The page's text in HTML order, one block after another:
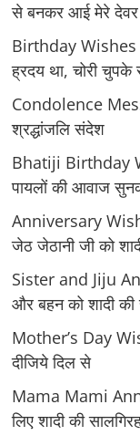
से बनकर आई मेरे देवर
Birthday Wishes
ह्रदय था, चोरी
Condolence
श्रद्धांजलि संदेश
Bhatiji Birthday
पायलों की आवाज
Anniversary
जेठ जेठानी जी को
Sister and Jiju
और बहन को शादी की
Mother’s Day
दीजिये दिल से
Mama Mami
लिए शादी की